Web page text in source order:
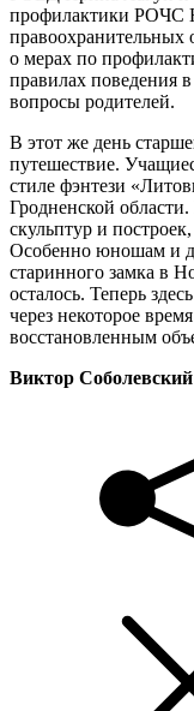
профилактики РОЧС
правоохранительных
о мерах по
правилах поведения
вопросы родителей.
В этот же день
путешествие.
стиле фэнтези
Гродненской
скульптур и
Особенно юношам и
старинного замка в
осталось. Теперь
через некоторое
восстановленным
Виктор Соболевский